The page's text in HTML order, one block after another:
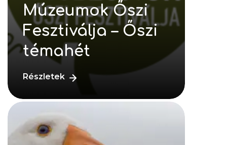
Múzeumok Őszi
Fesztiválja – Őszi
témahét
Részletek